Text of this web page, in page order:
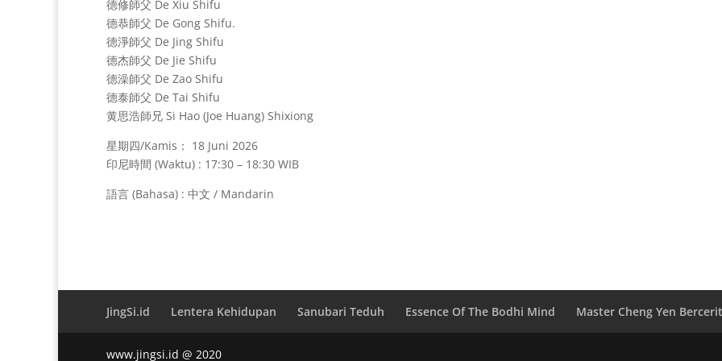
德修師父 De Xiu Shifu
德恭師父 De Gong Shifu.
德淨師父 De Jing Shifu
德杰師父 De Jie Shifu
德澡師父 De Zao Shifu
德泰師父 De Tai Shifu
黄思浩師兄 Si Hao (Joe Huang) Shixiong
星期四/Kamis： 18 Juni 2026
印尼時間 (Waktu) : 17:30 – 18:30 WIB
語言 (Bahasa) : 中文 / Mandarin
JingSi.id Lentera Kehidupan Sanubari Teduh Essence Of The Bodhi Mind Master Cheng Yen
www.jingsi.id @ 2020